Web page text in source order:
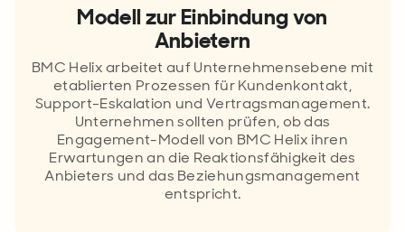
Modell zur Einbindung von
Anbietern
BMC Helix arbeitet auf Unternehmensebene mit
etablierten Prozessen für Kundenkontakt,
Support-Eskalation und Vertragsmanagement.
Unternehmen sollten prüfen, ob das
Engagement-Modell von BMC Helix ihren
Erwartungen an die Reaktionsfähigkeit des
Anbieters und das Beziehungsmanagement
entspricht.